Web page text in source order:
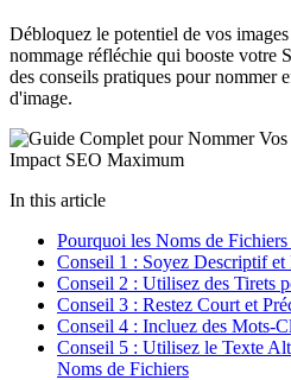
Débloquez le potentiel de vos
nommage réfléchie qui booste votre
des conseils pratiques pour nommer
d'image.
In this article
Pourquoi les Noms de
Conseil 1 : Soyez Descriptif et
Conseil 2 : Utilisez des Tirets
Conseil 3 : Restez Court et
Conseil 4 : Incluez des Mots-
Conseil 5 : Utilisez le Texte
Noms de Fichiers